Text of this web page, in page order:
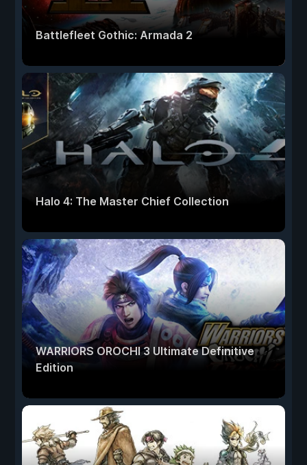
Battlefleet Gothic: Armada 2
Halo 4: The Master Chief Collection
WARRIORS OROCHI 3 Ultimate Definitive
Edition